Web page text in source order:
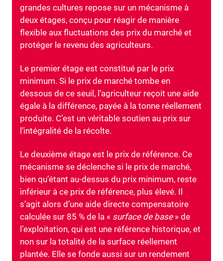
grandes cultures repose sur un mécanisme à
deux étages, conçu pour réagir de manière
flexible aux fluctuations des prix du marché et
protéger le revenu des agriculteurs.
Le premier étage est constitué par le prix
minimum. Si le prix de marché tombe en
dessous de ce seuil, l’agriculteur reçoit une aide
égale à la différence, payée à la tonne réellement
produite. C’est un véritable soutien au prix sur
l’intégralité de la récolte.
Le deuxième étage est le prix de référence. Ce
mécanisme se déclenche si le prix de marché,
bien qu’étant au-dessus du prix minimum, reste
inférieur à ce prix de référence, plus élevé. Il
s’agit alors d’une aide directe compensatoire
calculée sur 85 % de la « surface de base» de
l’exploitation, qui est une référence historique, et
non sur la totalité de la surface réellement
plantée. Elle se fonde aussi sur un rendement